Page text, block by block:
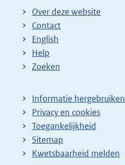
Over deze website
Contact
English
Help
Zoeken
Informatie hergebruiken
Privacy en cookies
Toegankelijkheid
Sitemap
E
Kwetsbaarheid melden